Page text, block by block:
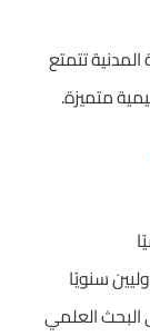
تتمتع
متميزة.
سنويًا
البحث العلمي